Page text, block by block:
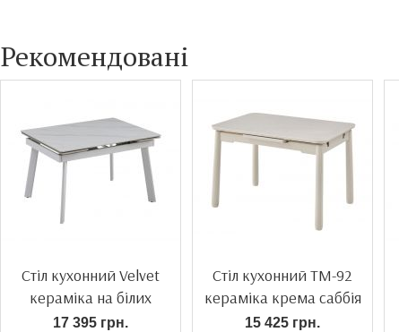
Рекомендовані
Стіл кухонний Velvet
кераміка на білих
ніжках
17 395 грн.
Стіл кухонний TM-92
кераміка крема саббія
15 425 грн.